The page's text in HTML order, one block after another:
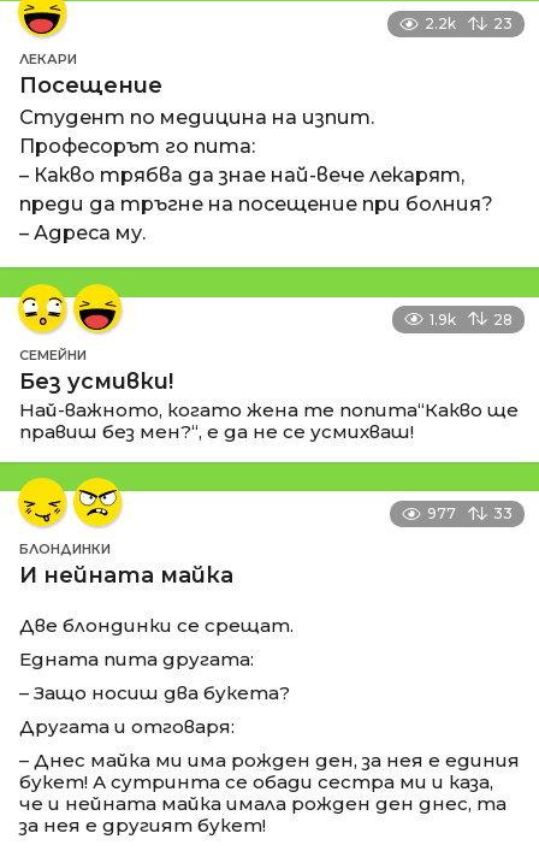
2.2k 23
ЛЕКАРИ
Посещение
Студент по медицина на изпит.
Професорът го пита:
– Какво трябва да знае най-вече лекарят,
преди да тръгне на посещение при болния?
– Адреса му.
1.9k 28
СЕМЕЙНИ
Без усмивки!
Най-важното, когато жена те попита“Какво ще
правиш без мен?“, е да не се усмихваш!
977 33
БЛОНДИНКИ
И нейната майка
Две блондинки се срещат.
Едната пита другата:
– Защо носиш два букета?
Другата и отговаря:
– Днес майка ми има рожден ден, за нея е единия
букет! А сутринта се обади сестра ми и каза,
че и нейната майка имала рожден ден днес, та
за нея е другият букет!